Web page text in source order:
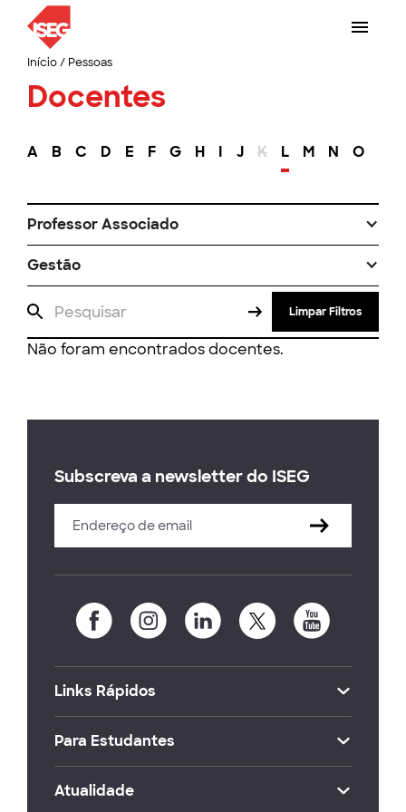
Início/ Pessoas
Docentes
A B C D E F G H I J K L M N O
Professor Associado
Gestão
Limpar Filtros
Não foram encontrados docentes.
Subscreva a newsletter do ISEG
Links Rápidos
Para Estudantes
Atualidade